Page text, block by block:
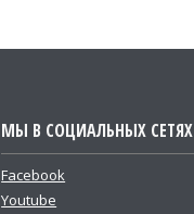
МЫ В СОЦИАЛЬНЫХ СЕТЯХ
Facebook
Youtube